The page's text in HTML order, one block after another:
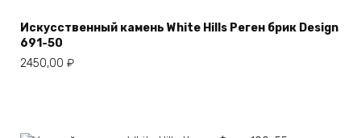
Искусственный камень White Hills Реген брик Design
691-50
2450,00 ₽